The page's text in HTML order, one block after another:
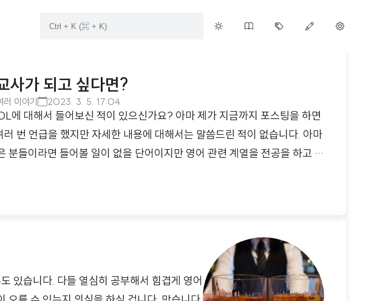
사가 되고 싶다면?
이야기 2023. 3. 5. 17:04
에 대해서 들어보신 적이 있으신가요? 아마 제가 지금까지 포스팅을 하면
번 언급을 했지만 자세한 내용에 대해서는 말씀드린 적이 없습니다. 아마
분들이라면 들어볼 일이 없을 단어이지만 영어 관련 계열을 전공을 하고 계
있습니다. 다들 열심히 공부해서 힘겹게 영어